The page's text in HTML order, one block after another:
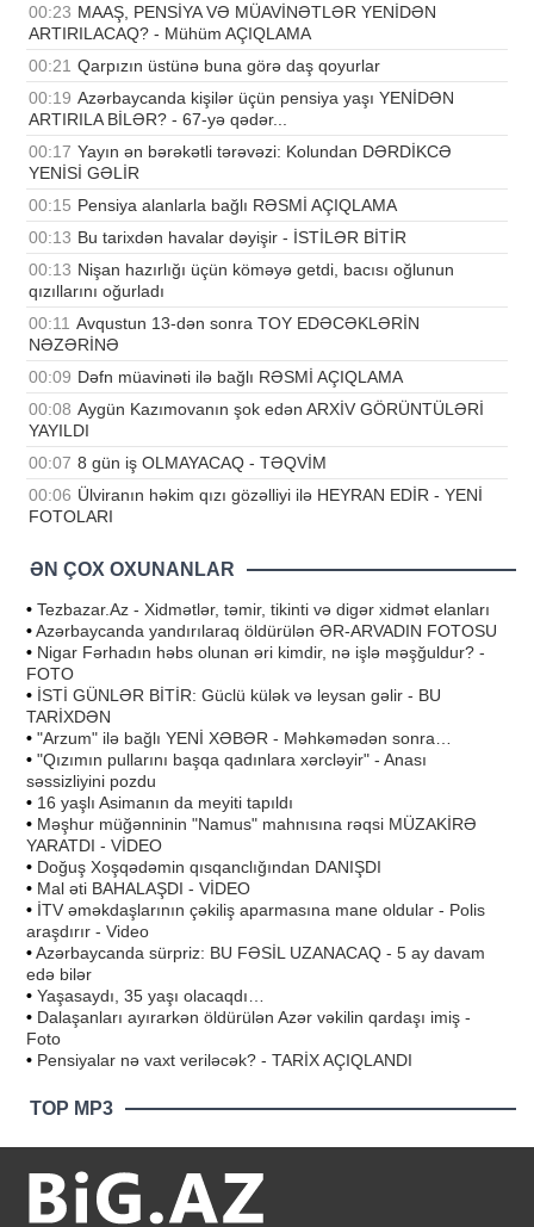
00:23 MAAŞ, PENSİYA VƏ MÜAVİNƏTLƏR YENİDƏN
ARTIRILACAQ? - Mühüm AÇIQLAMA
00:21 Qarpızın üstünə buna görə daş qoyurlar
00:19 Azərbaycanda kişilər üçün pensiya yaşı YENİDƏN
ARTIRILA BİLƏR? - 67-yə qədər...
00:17 Yayın ən bərəkətli tərəvəzi: Kolundan DƏRDİKCƏ
YENİSİ GƏLİR
00:15 Pensiya alanlarla bağlı RƏSMİ AÇIQLAMA
00:13 Bu tarixdən havalar dəyişir - İSTİLƏR BİTİR
00:13 Nişan hazırlığı üçün köməyə getdi, bacısı oğlunun
qızıllarını oğurladı
00:11 Avqustun 13-dən sonra TOY EDƏCƏKLƏRİN
NƏZƏRİNƏ
00:09 Dəfn müavinəti ilə bağlı RƏSMİ AÇIQLAMA
00:08 Aygün Kazımovanın şok edən ARXİV GÖRÜNTÜLƏRİ
YAYILDI
00:07 8 gün iş OLMAYACAQ - TƏQVİM
00:06 Ülviranın həkim qızı gözəlliyi ilə HEYRAN EDİR - YENİ
FOTOLARI
ƏN ÇOX OXUNANLAR
• Tezbazar.Az - Xidmətlər, təmir, tikinti və digər xidmət elanları
•Azərbaycanda yandırılaraq öldürülən ƏR-ARVADIN FOTOSU
• Nigar Fərhadın həbs olunan əri kimdir, nə işlə məşğuldur? -
FOTO
• İSTİ GÜNLƏR BİTİR: Güclü külək və leysan gəlir - BU
TARİXDƏN
• "Arzum" ilə bağlı YENİ XƏBƏR - Məhkəmədən sonra…
• "Qızımın pullarını başqa qadınlara xərcləyir" - Anası
səssizliyini pozdu
• 16 yaşlı Asimanın da meyiti tapıldı
• Məşhur müğənninin "Namus" mahnısına rəqsi MÜZAKİRƏ
YARATDI - VİDEO
• Doğuş Xoşqədəmin qısqanclığından DANIŞDI
• Mal əti BAHALAŞDI - VİDEO
• İTV əməkdaşlarının çəkiliş aparmasına mane oldular - Polis
araşdırır - Video
•Azərbaycanda sürpriz: BU FƏSİL UZANACAQ - 5 ay davam
edə bilər
• Yaşasaydı, 35 yaşı olacaqdı…
• Dalaşanları ayırarkən öldürülən Azər vəkilin qardaşı imiş -
Foto
• Pensiyalar nə vaxt veriləcək? - TARİX AÇIQLANDI
TOP MP3